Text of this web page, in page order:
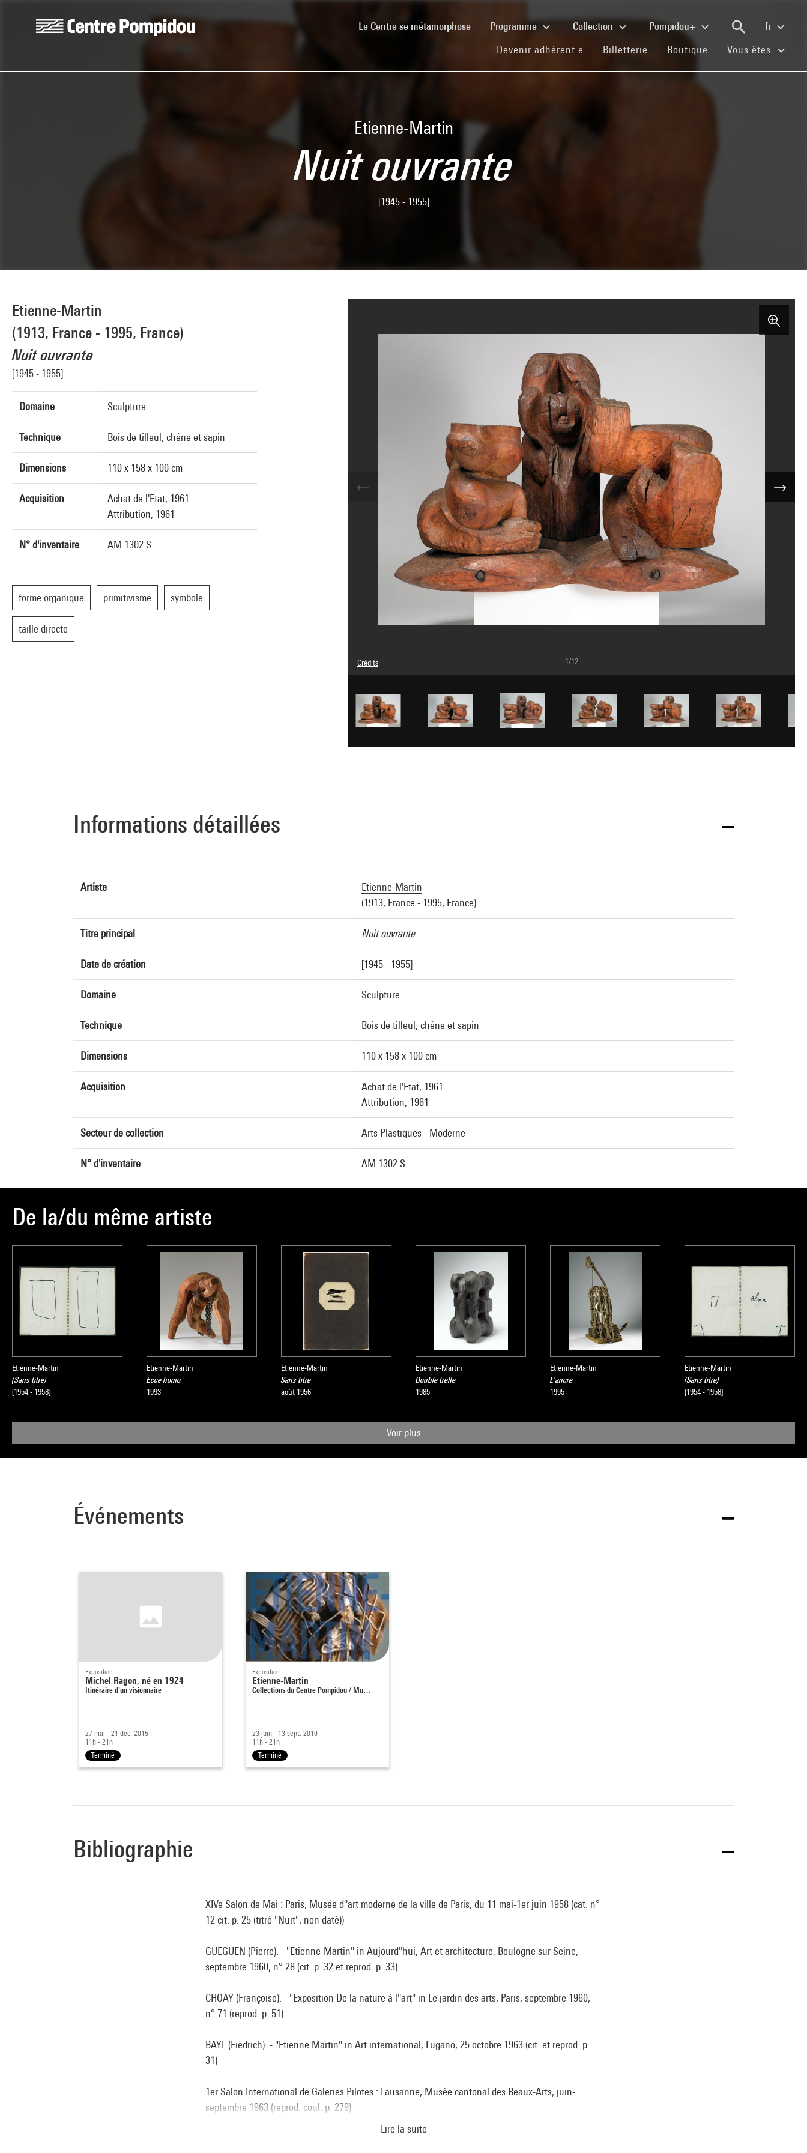
Le Centre se métamorphose(current)Programme Collection Pompidou+
fr
Devenir adhérent·e (current)
Billetterie (current)
Boutique (current)
Vous êtes
Etienne-Martin
Nuit ouvrante
[1945 - 1955]
Etienne-Martin
(1913, France - 1995, France)
Nuit ouvrante
[1945 - 1955]
Domaine Sculpture
Technique Bois de tilleul, chêne et sapin
Dimensions 110 x 158 x 100 cm
Acquisition
Achat de l'Etat, 1961
Attribution, 1961
N° d'inventaire AM 1302 S
forme organique primitivisme symbole
taille directe
Crédits
© Adagp, Paris
Réf. image : 4N10919
Diffusion image :
GrandPalaisRmnPhoto
1/12
Informations détaillées
Artiste
Etienne-Martin
(1913, France - 1995, France)
Titre principal Nuit ouvrante
Date de création [1945 - 1955]
Domaine Sculpture
Technique Bois de tilleul, chêne et sapin
Dimensions 110 x 158 x 100 cm
Acquisition
Achat de l'Etat, 1961
Attribution, 1961
Secteur de collection Arts Plastiques - Moderne
N° d'inventaire AM 1302 S
De la/du même artiste
Etienne-Martin
(Sans titre)
[1954 - 1958]
Etienne-Martin
Ecce homo
1993
Etienne-Martin
Sans titre
août 1956
Etienne-Martin
Double trèfle
1985
Etienne-Martin
L'ancre
1995
Etienne-Martin
(Sans titre)
[1954 - 1958]
Voir plus
Événements
Exposition
Michel Ragon, né en 1924
Itinéraire d'un visionnaire
27 mai - 21 déc. 2015
11h - 21h
Terminé
Exposition
Etienne-Martin
Collections du Centre Pompidou / Mu…
23 juin - 13 sept. 2010
11h - 21h
Terminé
Bibliographie
XIVe Salon de Mai : Paris, Musée d''art moderne de la ville de Paris, du 11 mai-1er juin 1958 (cat. n°
12 cit. p. 25 (titré "Nuit", non daté))
GUEGUEN (Pierre). - "Etienne-Martin" in Aujourd''hui, Art et architecture, Boulogne sur Seine,
septembre 1960, n° 28 (cit. p. 32 et reprod. p. 33)
CHOAY (Françoise). - "Exposition De la nature à l''art" in Le jardin des arts, Paris, septembre 1960,
n° 71 (reprod. p. 51)
BAYL (Fiedrich). - "Etienne Martin" in Art international, Lugano, 25 octobre 1963 (cit. et reprod. p.
31)
1er Salon International de Galeries Pilotes : Lausanne, Musée cantonal des Beaux-Arts, juin-
septembre 1963 (reprod. coul. p. 279)
Lire la suite